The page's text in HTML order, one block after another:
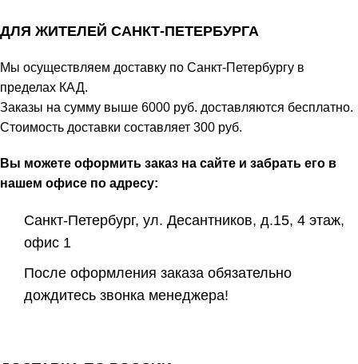
ДЛЯ ЖИТЕЛЕЙ САНКТ-ПЕТЕРБУРГА
Мы осуществляем доставку по Санкт-Петербургу в
пределах КАД.
Заказы на сумму выше 6000 руб. доставляются бесплатно.
Стоимость доставки составляет 300 руб.
Вы можете оформить заказ на сайте и забрать его в
нашем офисе по адресу:
Санкт-Петербург, ул. Десантников, д.15, 4 этаж,
офис 1
После оформления заказа обязательно
дождитесь звонка менеджера!